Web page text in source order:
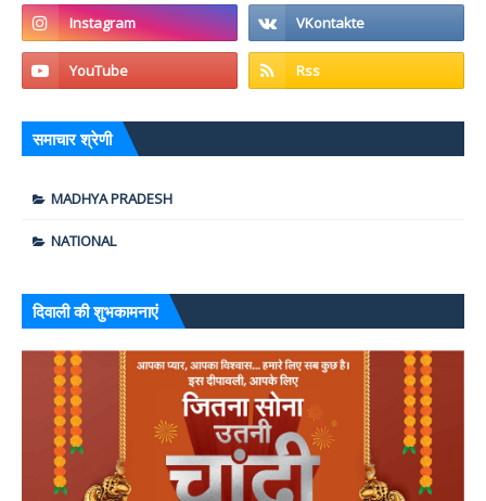
समाचार श्रेणी
MADHYA PRADESH
NATIONAL
दिवाली की शुभकामनाएं